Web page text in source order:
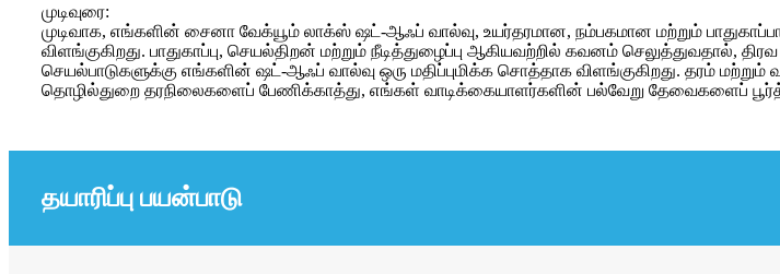
முடிவுரை:
முடிவாக, எங்களின் சைனா வேக்யூம் லாக்ஸ் ஷட்-ஆஃப் வால்வு, உயர்தரமான, நம்பகமான மற்றும்
விளங்குகிறது. பாதுகாப்பு, செயல்திறன் மற்றும் நீடித்துழைப்பு ஆகியவற்றில் கவனம் செலுத்துவதால்,
செயல்பாடுகளுக்கு எங்களின் ஷட்-ஆஃப் வால்வு ஒரு மதிப்புமிக்க சொத்தாக விளங்குகிறது. தரம்
தொழில்துறை தரநிலைகளைப் பேணிக்காத்து, எங்கள் வாடிக்கையாளர்களின் பல்வேறு தேவைகளைப்
தயாரிப்பு பயன்பாடு